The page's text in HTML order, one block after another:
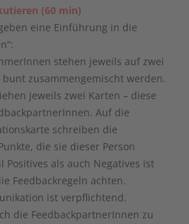
(60 min)
eine Einführung in die
stehen jeweils auf zwei
zusammengemischt werden.
jeweils zwei Karten – diese
Auf die
schreiben die
die sie dieser Person
als auch Negatives ist
Feedbackregeln achten.
ist verpflichtend.
die FeedbackpartnerInnen zu